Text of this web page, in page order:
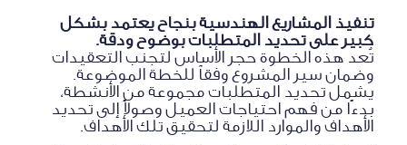
تنفيذ المشاريع الهندسية بنجاح يعتمد بشكل
كبير على تحديد المتطلبات بوضوح ودقة.
تُعد هذه الخطوة حجر الأساس لتجنب التعقيدات
وضمان سير المشروع وفقاً للخطة الموضوعة.
يشمل تحديد المتطلبات مجموعة من الأنشطة،
بدءًا من فهم احتياجات العميل وصولاً إلى تحديد
الأهداف والموارد اللازمة لتحقيق تلك الأهداف.